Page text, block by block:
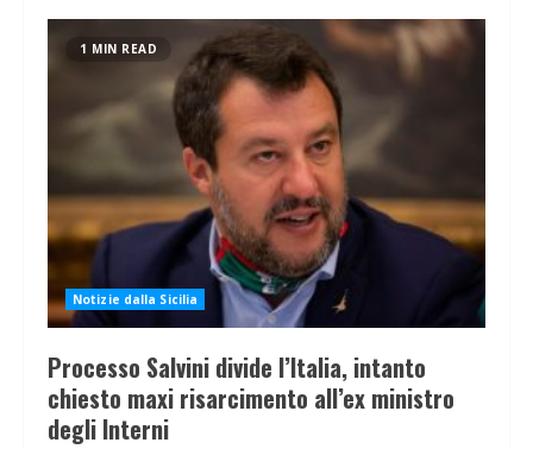
1 MIN READ
Notizie dalla Sicilia
Processo Salvini divide l’Italia, intanto
chiesto maxi risarcimento all’ex ministro
degli Interni